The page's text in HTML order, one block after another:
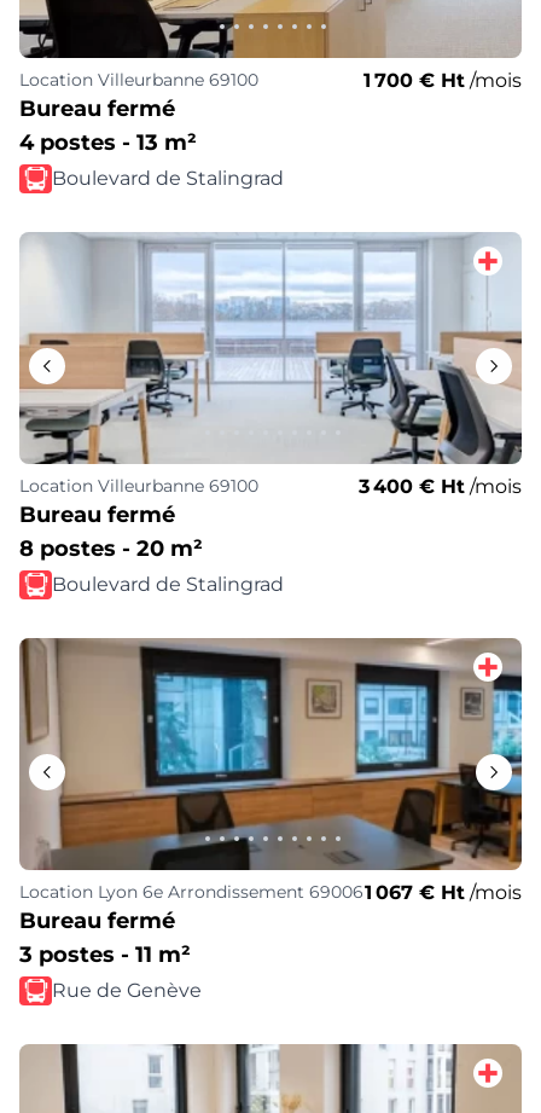
Location Villeurbanne 69100 1 700 € Ht /mois
Bureau fermé
4 postes - 13 m²
Boulevard de Stalingrad
Location Villeurbanne 69100 3 400 € Ht /mois
Bureau fermé
8 postes - 20 m²
Boulevard de Stalingrad
Location Lyon 6e Arrondissement 690061 067 € Ht /mois
Bureau fermé
3 postes - 11 m²
Rue de Genève